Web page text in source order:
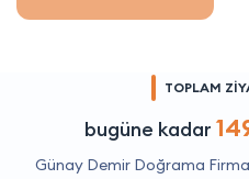
TOPLAM
bugüne kadar
Günay Demir Doğrama